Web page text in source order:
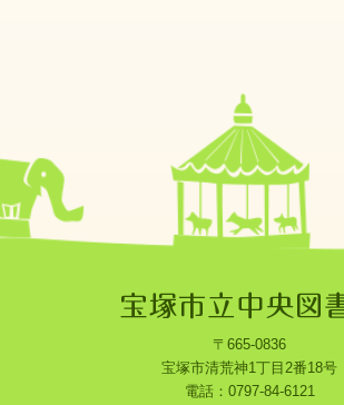
〒665-0836
宝塚市清荒神1丁目2番18号
電話：0797-84-6121